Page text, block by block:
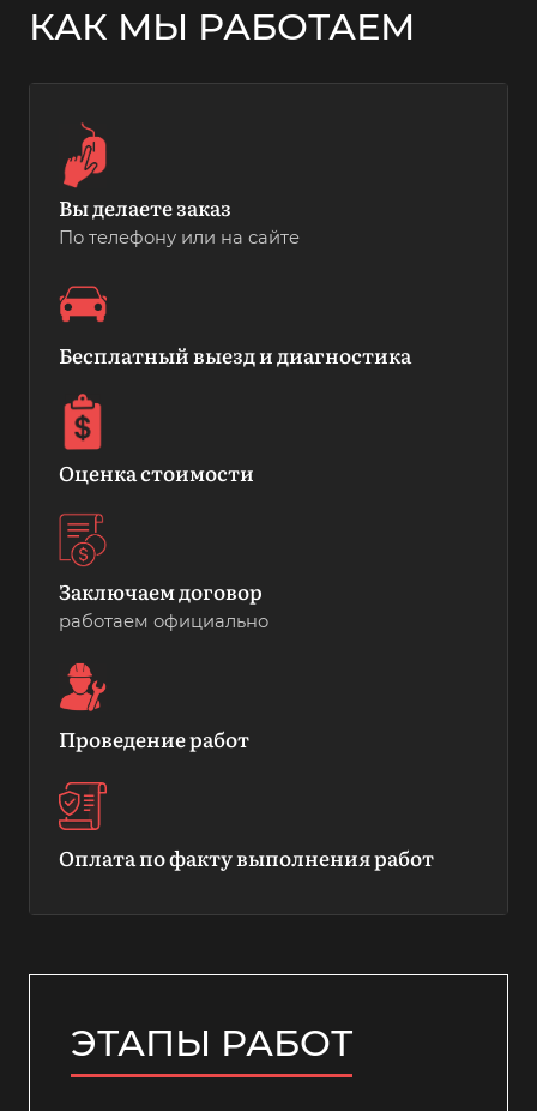
КАК МЫ РАБОТАЕМ
Вы делаете заказ
По телефону или на сайте
Бесплатный выезд и диагностика
Оценка стоимости
Заключаем договор
работаем официально
Проведение работ
Оплата по факту выполнения работ
ЭТАПЫ РАБОТ